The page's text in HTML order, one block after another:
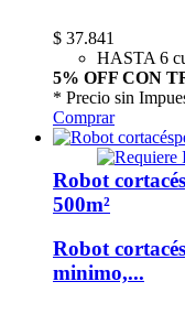
$ 37.841
HASTA 6
5% OFF CON
* Precio sin
Comprar
Robot
500m²
Robot
minimo,...